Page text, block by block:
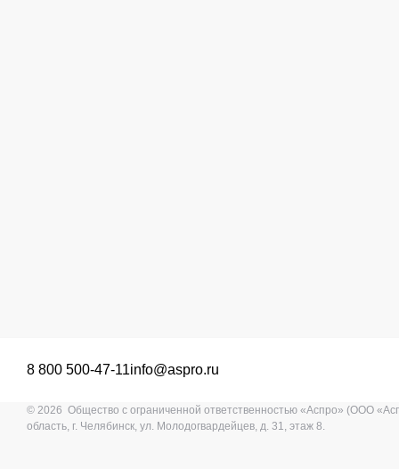
8 800 500-47-11info@aspro.ru
© 2026 Общество с ограниченной ответственностью «Аспро» (ООО
область, г. Челябинск, ул. Молодогвардейцев, д. 31, этаж 8.